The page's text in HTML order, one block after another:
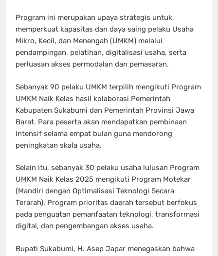
Program ini merupakan upaya strategis untuk
memperkuat kapasitas dan daya saing pelaku Usaha
Mikro, Kecil, dan Menengah (UMKM) melalui
pendampingan, pelatihan, digitalisasi usaha, serta
perluasan akses permodalan dan pemasaran.
Sebanyak 90 pelaku UMKM terpilih mengikuti Program
UMKM Naik Kelas hasil kolaborasi Pemerintah
Kabupaten Sukabumi dan Pemerintah Provinsi Jawa
Barat. Para peserta akan mendapatkan pembinaan
intensif selama empat bulan guna mendorong
peningkatan skala usaha.
Selain itu, sebanyak 30 pelaku usaha lulusan Program
UMKM Naik Kelas 2025 mengikuti Program Motekar
(Mandiri dengan Optimalisasi Teknologi Secara
Terarah). Program prioritas daerah tersebut berfokus
pada penguatan pemanfaatan teknologi, transformasi
digital, dan pengembangan akses usaha.
Bupati Sukabumi, H. Asep Japar menegaskan bahwa